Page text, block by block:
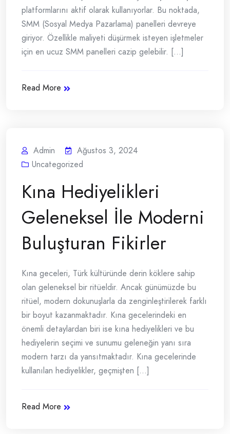
platformlarını aktif olarak kullanıyorlar. Bu noktada,
SMM (Sosyal Medya Pazarlama) panelleri devreye
giriyor. Özellikle maliyeti düşürmek isteyen işletmeler
için en ucuz SMM panelleri cazip gelebilir. [...]
Read More
Admin
Ağustos 3, 2024
Uncategorized
Kına Hediyelikleri
Geleneksel İle Moderni
Buluşturan Fikirler
Kına geceleri, Türk kültüründe derin köklere sahip
olan geleneksel bir ritüeldir. Ancak günümüzde bu
ritüel, modern dokunuşlarla da zenginleştirilerek farklı
bir boyut kazanmaktadır. Kına gecelerindeki en
önemli detaylardan biri ise kına hediyelikleri ve bu
hediyelerin seçimi ve sunumu geleneğin yanı sıra
modern tarzı da yansıtmaktadır. Kına gecelerinde
kullanılan hediyelikler, geçmişten [...]
Read More